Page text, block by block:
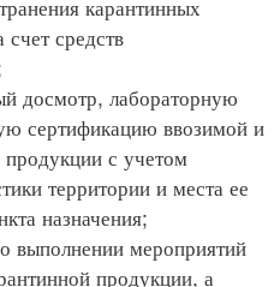
карантинных
средств
досмотр, лабораторную
сертификацию ввозимой и
с учетом
территории и места ее
назначения;
мероприятий
продукции, а